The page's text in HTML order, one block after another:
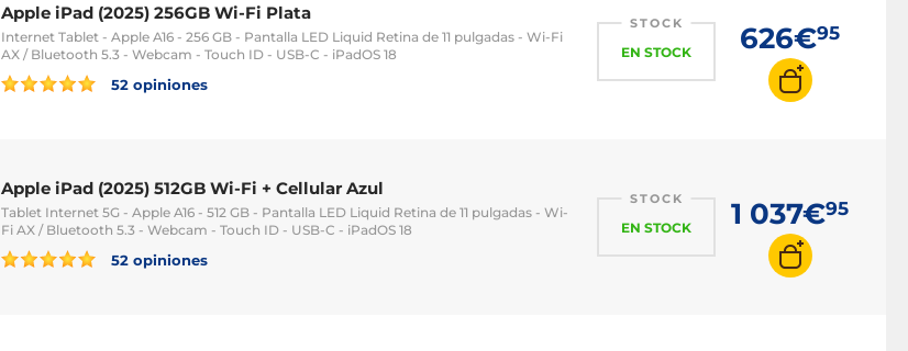
Apple iPad (2025) 256GB Wi-Fi Plata
Internet Tablet - Apple A16 - 256 GB - Pantalla LED Liquid Retina de 11 pulgadas - Wi-Fi
AX / Bluetooth 5.3 - Webcam - Touch ID - USB-C - iPadOS 18
52 opiniones
STOCK
EN STOCK 626€95
Apple iPad (2025) 512GB Wi-Fi + Cellular Azul
Tablet Internet 5G - Apple A16 - 512 GB - Pantalla LED Liquid Retina de 11 pulgadas - Wi-
Fi AX / Bluetooth 5.3 - Webcam - Touch ID - USB-C - iPadOS 18
52 opiniones
STOCK
EN STOCK 1 037€95